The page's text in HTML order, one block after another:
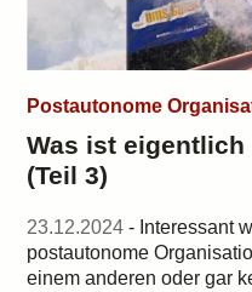
Postautonome
Was ist
(Teil 3)
23.12.2024 - Interessant
postautonome
einem anderen oder gar